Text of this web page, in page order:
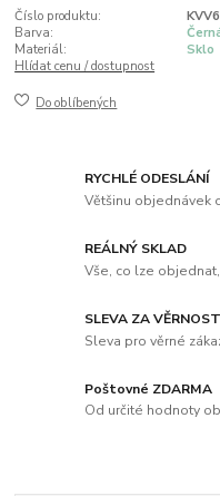
Číslo produktu:
Barva:
Materiál:
Sklo
Hlídat cenu / dostupnost
Do oblíbených
RYCHLÉ ODESLÁNÍ
Většinu objednávek
REÁLNÝ SKLAD
Vše, co lze
SLEVA ZA VĚRNOST
Sleva pro věrné
Poštovné ZDARMA
Od určité hodnoty